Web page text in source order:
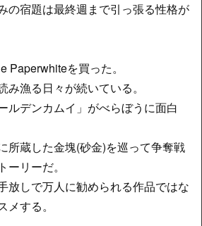
の宿題は最終週まで引っ張る性格が
Paperwhiteを買った。
漁る日々が続いている。
ルデンカムイ」がべらぼうに面白
所蔵した金塊(砂金)を巡って争奪戦
リーだ。
放しで万人に勧められる作品ではな
する。